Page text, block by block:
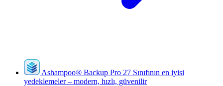
Ashampoo® Backup Pro 27 Sınıfının en iyisi
yedeklemeler – modern, hızlı, güvenilir